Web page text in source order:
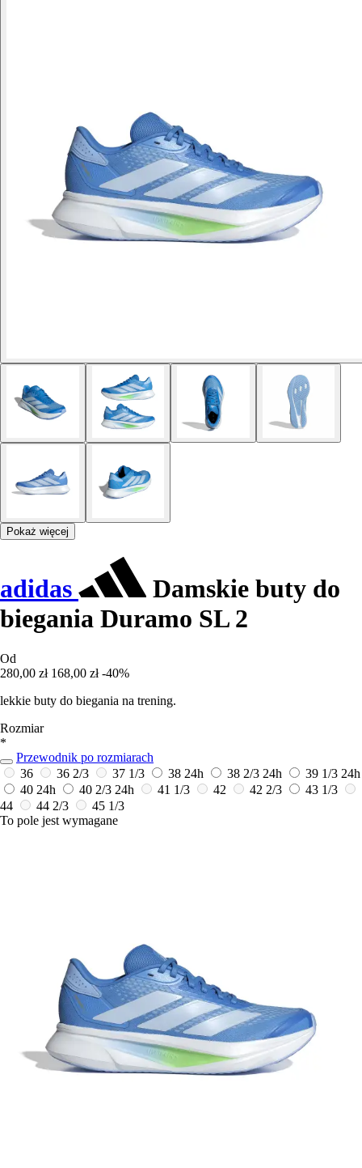
Pokaż więcej
adidas
Damskie buty do
biegania Duramo SL 2
Od
280,00 zł 168,00 zł -40%
lekkie buty do biegania na trening.
Rozmiar
*
Przewodnik po rozmiarach
36
36 2/3 37 1/3 38 24h 38 2/3 24h 39 1/3 24h
40 24h 40 2/3 24h 41 1/3 42 42 2/3
43 1/3
44
44 2/3
45 1/3
To pole jest wymagane